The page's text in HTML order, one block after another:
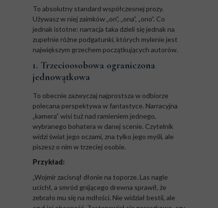
To absolutny standard współczesnej prozy.
Używasz w niej zaimków „on”, „ona”, „ono”. Co
jednak istotne: narracja taka dzieli się jednak na
zupełnie różne podgatunki, których mylenie jest
największym grzechem początkujących autorów.
1. Trzecioosobowa ograniczona
jednowątkowa
To obecnie zazwyczaj najprostsza w odbiorze
polecana perspektywa w fantastyce. Narracyjna
„kamera” wisi tuż nad ramieniem jednego,
wybranego bohatera w danej scenie. Czytelnik
widzi świat jego oczami, zna tylko jego myśli, ale
piszesz o nim w trzeciej osobie.
Przykład:
„Wojmir zacisnął dłonie na toporze. Las nagle
ucichł, a smród gnijącego drewna sprawił, że
zebrało mu się na mdłości. Nie widział bestii, ale